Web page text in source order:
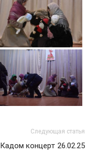
Следующая статья
Кадом концерт 26.02.25